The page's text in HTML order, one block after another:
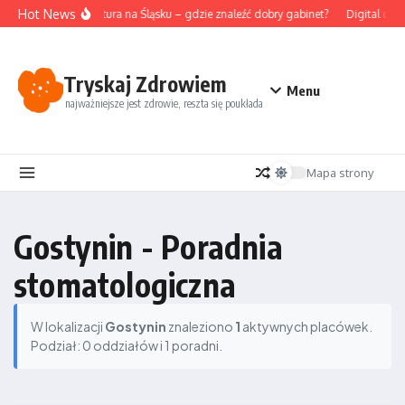
Przejdź do treści
Hot NewsAkupunktura na Śląsku – gdzie znaleźć dobry gabinet? Digital
Tryskaj Zdrowiem
najważniejsze jest zdrowie, reszta się poukłada
Menu
Mapa strony
Gostynin - Poradnia
stomatologiczna
W lokalizacji Gostynin znaleziono 1 aktywnych placówek.
Podział: 0 oddziałów i 1 poradni.